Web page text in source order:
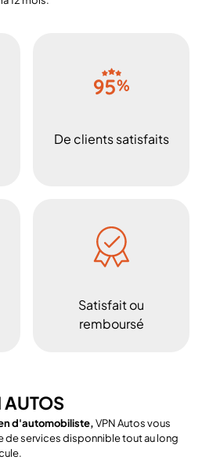
De clients satisfaits
Satisfait ou
remboursé
d'automobiliste,VPN Autos vous
de services disponnible tout au long